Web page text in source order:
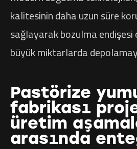
kalitesinin daha uzun süre
sağlayarak bozulma
büyük miktarlarda
Pastörize
fabrikası
üretim
arasında